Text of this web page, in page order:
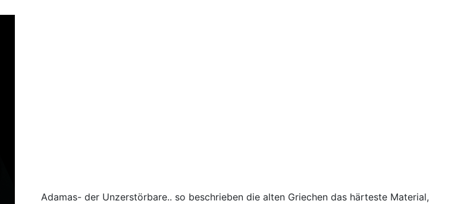
Adamas- der Unzerstörbare.. so beschrieben die alten Griechen das härteste Material,